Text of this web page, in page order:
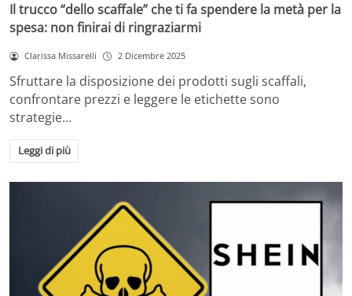
Il trucco “dello scaffale” che ti fa spendere la metà per la
spesa: non finirai di ringraziarmi
Clarissa Missarelli 2 Dicembre 2025
Sfruttare la disposizione dei prodotti sugli scaffali,
confrontare prezzi e leggere le etichette sono
strategie…
Leggi di più